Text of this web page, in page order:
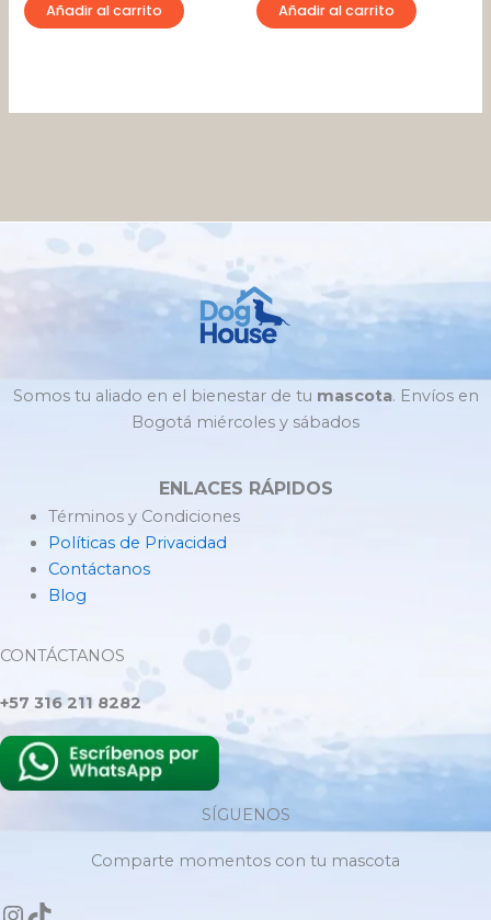
Añadir al carrito Añadir al carrito
Somos tu aliado en el bienestar de tu mascota. Envíos en
Bogotá miércoles y sábados
ENLACES RÁPIDOS
Términos y Condiciones
Políticas de Privacidad
Contáctanos
Blog
CONTÁCTANOS
+57 316 211 8282
SÍGUENOS
Comparte momentos con tu mascota